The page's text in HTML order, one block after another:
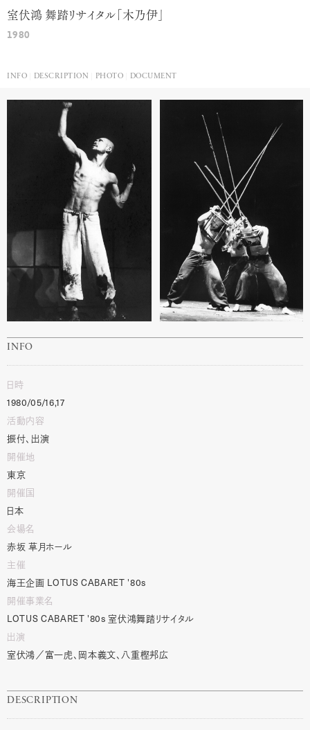
室伏鴻 舞踏リサイタル「木乃伊」
1980
INFO DESCRIPTION PHOTO DOCUMENT
INFO
日時
1980/05/16,17
活動内容
振付、出演
開催地
東京
開催国
日本
会場名
赤坂 草月ホール
主催
海王企画 LOTUS CABARET '80s
開催事業名
LOTUS CABARET '80s 室伏鴻舞踏リサイタル
出演
室伏鴻／富一虎、岡本義文、八重樫邦広
DESCRIPTION